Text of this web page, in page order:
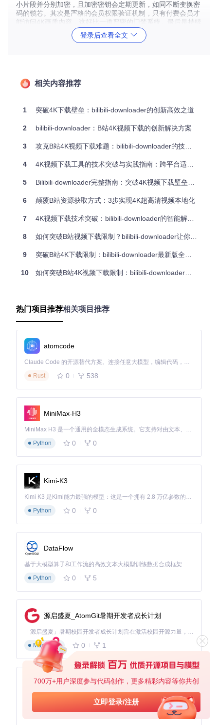
700万+用户深度参与代码创作，更多精彩内容等你共创
立即登录/注册
小片段并分别加密，且加密密钥会定期更新，如同不断变换密
码的锁芯。其次是严格的会员权限验证机制，只有付费会员才
能访问4K画质内容，这好比一道严密的门禁系统。最后是持续
升级的反爬虫算法，平台通过分析用户请求的频率、来源、设
备指纹等多维度信息来识别非官方客户端，像无处不在的监控
效；另一些工具则因无法模拟真实用户的请求指纹，被反爬虫
下载速度极不稳定。
💡 技术破局：革新性解决方案全解析
身份模拟系统：突破访问控制的第一道防线
挑战
：如何构建与官方客户端一致的请求指纹，绕过平台的基
件实现了对Cookie生命周期的智能管理，特别是SESSDATA参
能够精准复刻浏览器环境，包括User-Agent、Accept头部、R
验证
：在实际应用中，当用户配置好有效的Cookie信息后，工
具能够成功通过会员权限验证，获取到4K视频的访问权限。与
传统工具相比，其Cookie失效周期延长了3倍以上，减少了用
户频繁更新Cookie的麻烦。
实现解密。该类能够自动识别隐藏的高画质流地址，这正是突
破4K限制的关键所在。
K视频内容，且视频文件的完整性和画质与在线播放一致。解
挑战：如何在保证稳定性的前提下，提高4K视频的下载速度。
方案：strategy/bilibili_executor.py中的任务分配算法采用基于
协程的异步任务模型，实现了对视频分段的并行下载。同时，
验证：在100Mbps网络环境下，一部1小时的4K视频平均下载
时间仅需12分钟，下载速度稳定在800-1200KB/s。与同类工
具相比，下载速度提升了3-5倍，且在连续3小时的批量下载测
bilibili-downloader的发展历程中，几个关键的技术突破推动了
工具的不断完善。2021年3月，基础Cookie模拟功能的实现，
使工具能够访问会员内容；同年11月，M3U8解密算法的成功
研发，突破了1080P限制；2022年7月，动态密钥交换技术的
度系统的引入，使下载速度提升200%；2023年9月，智能指
📝 操作指南：从入门到精通
准备阶段：环境搭建
首先需要克隆项目仓库并安装依赖。打开终端，执行以下命
clone
bilibili-downloader
venv/bin/activate
登录后查看全文
相关内容推荐
1 突破4K下载壁垒：bilibili-downloader的创新高效之道
2 bilibili-downloader：B站4K视频下载的创新解决方案
3 攻克B站4K视频下载难题：bilibili-downloader的技术突破与实践指南
4 4K视频下载工具的技术突破与实践指南：跨平台适配与智能调度的价值创造
5 Bilibili-downloader完整指南：突破4K视频下载壁垒的核心解决方案
6 颠覆B站资源获取方式：3步实现4K超高清视频本地化
7 4K视频下载技术突破：bilibili-downloader的智能解析方案 | 2026实践指南
8 如何突破B站视频下载限制？bilibili-downloader让你轻松获取4K高清资源
9 突破B站4K下载限制：bilibili-downloader最新版全攻略
10 如何突破B站4K视频下载限制：bilibili-downloader全解析
热门项目推荐相关项目推荐
atomcode
Claude Code 的开源替代方案。连接任意大模型，编辑代码，运行命令，自动验证 — 全自动执行。用 Rust 构建，极致性能。 ｜ An open-source alternative to Claude Code. Connect any LLM, edit code, run commands, and verify changes — autonomously. Built in Rust for speed. Get Started
Rust
0 538
MiniMax-H3
MiniMax H3 是一个通用的全模态生成系统。它支持对由文本、图像、视频和音频组成的多模态上下文进行统一理解，并能生成分辨率高达 2K、时长可达 15 秒的带原生立体声音频的视频。得益于面向任务泛化的系统设计，H3 在预训练阶段就已具备广泛的多模态上下文理解与生成能力，能够出色地执行复杂的多模态指令。
Python
0 0
Kimi-K3
Kimi K3 是Kimi能力最强的模型：这是一个拥有 2.8 万亿参数的混合专家（MoE）模型，具备原生视觉理解能力，并支持 100 万 token 的上下文窗口。
Python
0 0
DataFlow
基于大模型算子和工作流的高效文本大模型训练数据合成框架
Python
0 5
源启盛夏_AtomGit暑期开发者成长计划
「源启盛夏」暑期校园开发者成长计划旨在激活校园开源力量，通过积分激励、认证扶持、资源倾斜等形式，引导高校组织和开发者完成「入驻 — 建项目 — 做贡献 — 获认证 — 得资源」的完整闭环。无论你是想带领社团入驻平台的组织者，还是希望用代码贡献证明自己的开发者，都能在这里找到属于你的成长路径。
Markdown
0 1
py-xiaozhi
基于Python的Xiaozhi AI，适用于想要完整Xiaozhi体验而无需拥有专用硬件的用户。
Python
0 1